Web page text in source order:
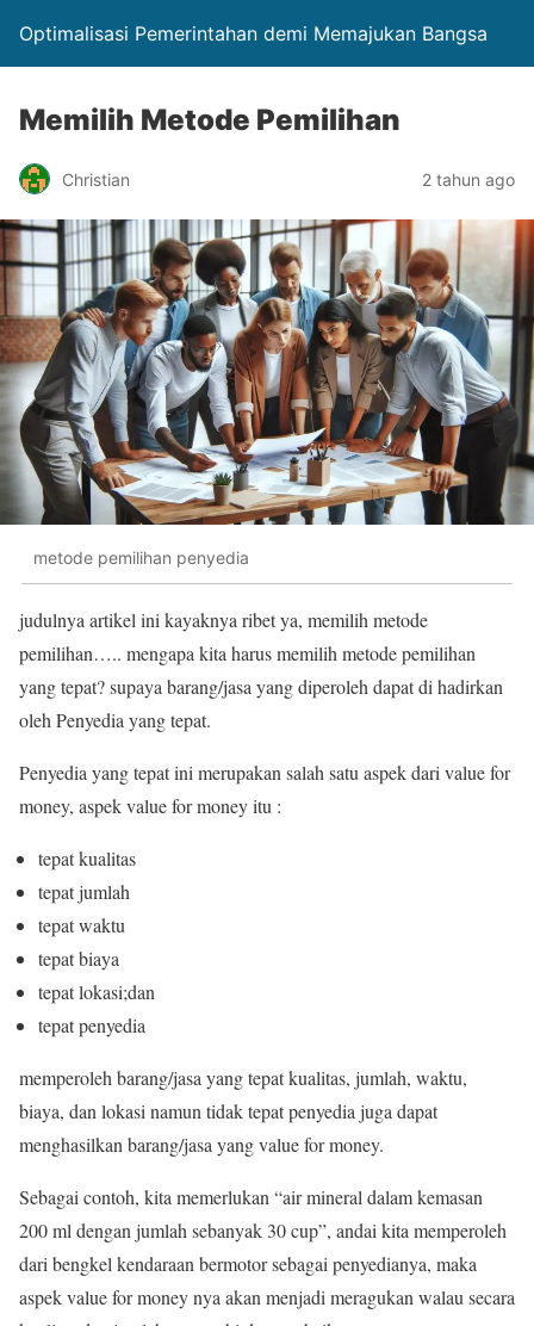
Optimalisasi Pemerintahan demi Memajukan Bangsa
Memilih Metode Pemilihan
Christian 2 tahun ago
metode pemilihan penyedia
judulnya artikel ini kayaknya ribet ya, memilih metode
pemilihan….. mengapa kita harus memilih metode pemilihan
yang tepat? supaya barang/jasa yang diperoleh dapat di hadirkan
oleh Penyedia yang tepat.
Penyedia yang tepat ini merupakan salah satu aspek dari value for
money, aspek value for money itu :
tepat kualitas
tepat jumlah
tepat waktu
tepat biaya
tepat lokasi;dan
tepat penyedia
memperoleh barang/jasa yang tepat kualitas, jumlah, waktu,
biaya, dan lokasi namun tidak tepat penyedia juga dapat
menghasilkan barang/jasa yang value for money.
Sebagai contoh, kita memerlukan “air mineral dalam kemasan
200 ml dengan jumlah sebanyak 30 cup”, andai kita memperoleh
dari bengkel kendaraan bermotor sebagai penyedianya, maka
aspek value for money nya akan menjadi meragukan walau secara